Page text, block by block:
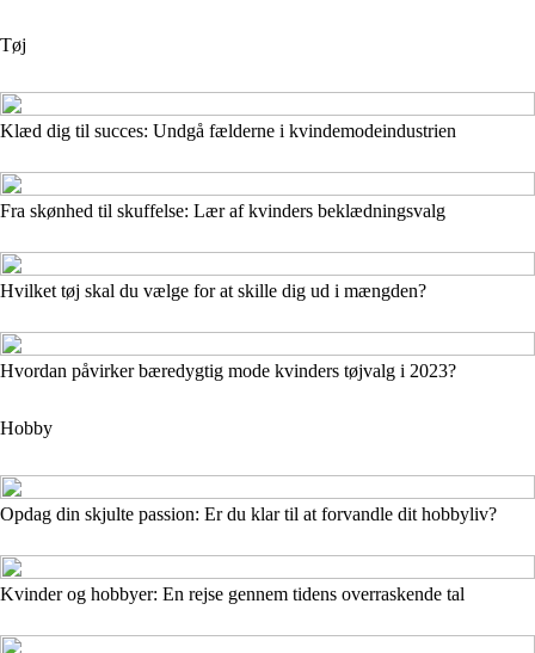
Tøj
Klæd dig til succes: Undgå fælderne i kvindemodeindustrien
Fra skønhed til skuffelse: Lær af kvinders beklædningsvalg
Hvilket tøj skal du vælge for at skille dig ud i mængden?
Hvordan påvirker bæredygtig mode kvinders tøjvalg i 2023?
Hobby
Opdag din skjulte passion: Er du klar til at forvandle dit hobbyliv?
Kvinder og hobbyer: En rejse gennem tidens overraskende tal